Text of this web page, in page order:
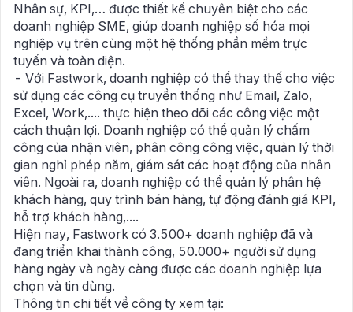
Nhân sự, KPI,… được thiết kế chuyên biệt cho các
doanh nghiệp SME, giúp doanh nghiệp số hóa mọi
nghiệp vụ trên cùng một hệ thống phần mềm trực
tuyến và toàn diện.
- Với Fastwork, doanh nghiệp có thể thay thế cho việc
sử dụng các công cụ truyền thống như Email, Zalo,
Excel, Work,.... thực hiện theo dõi các công việc một
cách thuận lợi. Doanh nghiệp có thể quản lý chấm
công của nhận viên, phân công công việc, quản lý thời
gian nghỉ phép năm, giám sát các hoạt động của nhân
viên. Ngoài ra, doanh nghiệp có thể quản lý phân hệ
khách hàng, quy trình bán hàng, tự động đánh giá KPI,
hỗ trợ khách hàng,....
Hiện nay, Fastwork có 3.500+ doanh nghiệp đã và
đang triển khai thành công, 50.000+ người sử dụng
hàng ngày và ngày càng được các doanh nghiệp lựa
chọn và tin dùng.
Thông tin chi tiết về công ty xem tại: